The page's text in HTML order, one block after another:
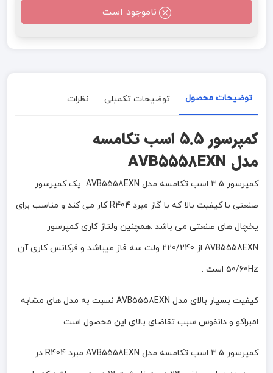
ناموجود است
توضیحات محصول توضیحات تکمیلی نظرات
کمپرسور 5.5 اسب تکامسه
مدل AVB5558EXN
کمپرسور 3.5 اسب تکامسه مدل AVB5558EXN یک کمپرسور
صنعتی با کیفیت بالا که با گاز مبرد R404 کار می کند و مناسب برای
یخچال های صنعتی می باشد .همچنین ولتاژ کاری کمپرسور
AVB5558EXN از 220/240 ولت سه فاز میباشد و فرکانس کاری آن
50/60Hz است .
کیفیت بسیار بالای مدل AVB5558EXN نسبت به مدل های مشابه
امبراکو و دانفوس سبب تقاضای بالای این محصول است .
کمپرسور 3.5 اسب تکامسه مدل AVB5558EXN مبرد R404 در